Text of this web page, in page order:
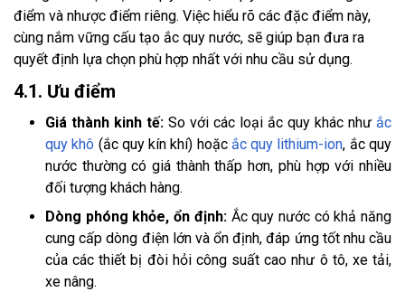
điểm và nhược điểm riêng. Việc hiểu rõ các đặc điểm này,
cùng nắm vững cấu tạo ắc quy nước, sẽ giúp bạn đưa ra
quyết định lựa chọn phù hợp nhất với nhu cầu sử dụng.
4.1. Ưu điểm
Giá thành kinh tế: So với các loại ắc quy khác như ắc
quy khô (ắc quy kín khí) hoặc ắc quy lithium-ion, ắc quy
nước thường có giá thành thấp hơn, phù hợp với nhiều
đối tượng khách hàng.
Dòng phóng khỏe, ổn định:Ắc quy nước có khả năng
cung cấp dòng điện lớn và ổn định, đáp ứng tốt nhu cầu
của các thiết bị đòi hỏi công suất cao như ô tô, xe tải,
xe nâng.